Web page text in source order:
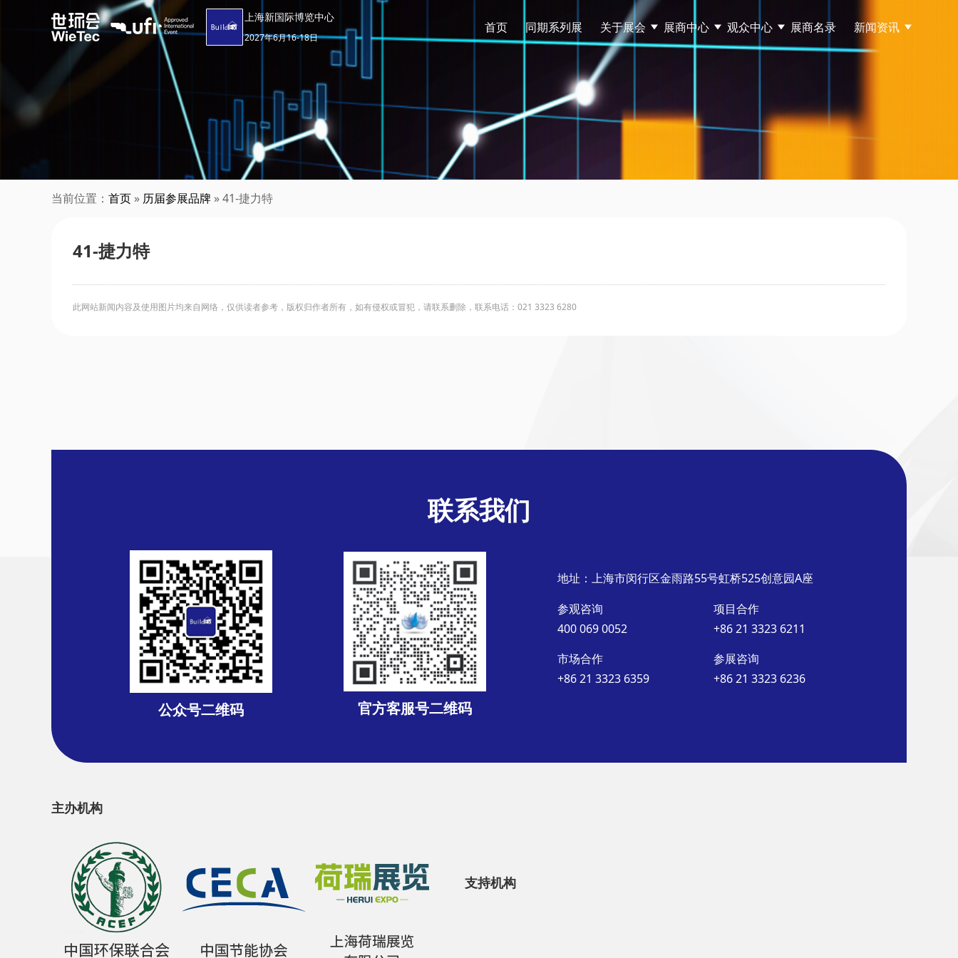
上海新国际博览中心
2027年6月16-18日
首页 同期系列展 关于展会 展商中心 观众中心 展商名录 新闻资讯
当前位置： 首页 » 历届参展品牌 » 41-捷力特
41-捷力特
此网站新闻内容及使用图片均来自网络，仅供读者参考，版权归作者所有，如有侵权或冒犯，请联系删除，联系电话：021 3323 6280
联系我们
公众号二维码 官方客服号二维码
地址：上海市闵行区金雨路55号虹桥525创意园A座
参观咨询
400 069 0052
项目合作
+86 21 3323 6211
市场合作
+86 21 3323 6359
参展咨询
+86 21 3323 6236
主办机构
支持机构